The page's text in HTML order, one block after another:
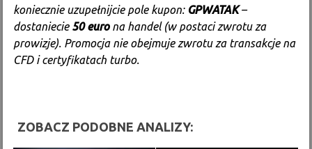
koniecznie uzupełnijcie pole kupon: GPWATAK–
dostaniecie 50 eurona handel (w postaci zwrotu za
prowizje). Promocja nie obejmuje zwrotu za transakcje na
CFD i certyfikatach turbo.
ZOBACZ PODOBNE ANALIZY: